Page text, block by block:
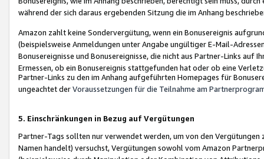
während der sich daraus ergebenden Sitzung die im Anhang
Amazon zahlt keine Sondervergütung, wenn ein Bonusereignis
(beispielsweise Anmeldungen unter Angabe ungültiger E-Mail-
Bonusereignisse und Bonusereignisse, die nicht aus Partner-Links auf
Ermessen, ob ein Bonusereignis stattgefunden hat oder ob eine
Partner-Links zu den im Anhang aufgeführten Homepages für
ungeachtet derVoraussetzungen für die Teilnahme am
5. Einschränkungen in Bezug auf Vergütungen
Partner-Tags sollten nur verwendet werden, um von den
Namen handelt) versuchst, Vergütungen sowohl vom Amazon